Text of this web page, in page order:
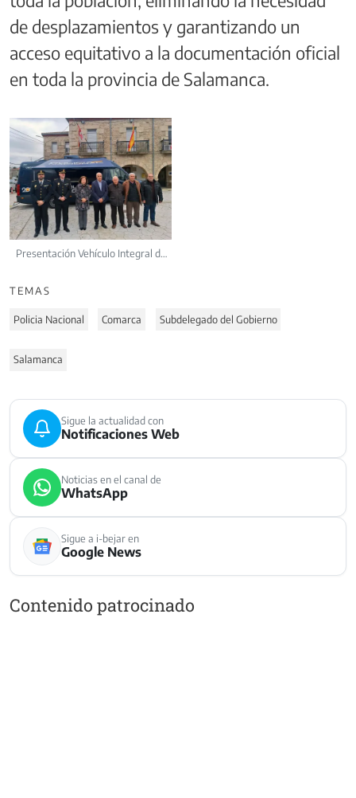
de desplazamientos y garantizando un
acceso equitativo a la documentación oficial
en toda la provincia de Salamanca.
Presentación Vehículo Integral de
TEMAS
Policia Nacional Comarca Subdelegado del Gobierno
Salamanca
Sigue la actualidad con
Notificaciones Web
Noticias en el canal de
WhatsApp
Sigue a i-bejar en
Google News
Contenido patrocinado